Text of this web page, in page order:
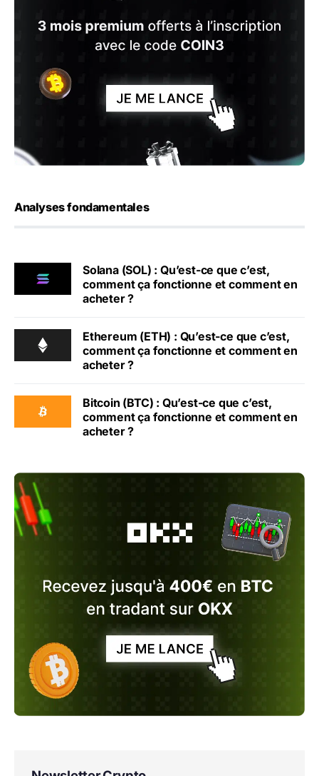
Analyses fondamentales
Solana (SOL) : Qu’est-ce que c’est,
comment ça fonctionne et comment en
acheter ?
Ethereum (ETH) : Qu’est-ce que c’est,
comment ça fonctionne et comment en
acheter ?
Bitcoin (BTC) : Qu’est-ce que c’est,
comment ça fonctionne et comment en
acheter ?